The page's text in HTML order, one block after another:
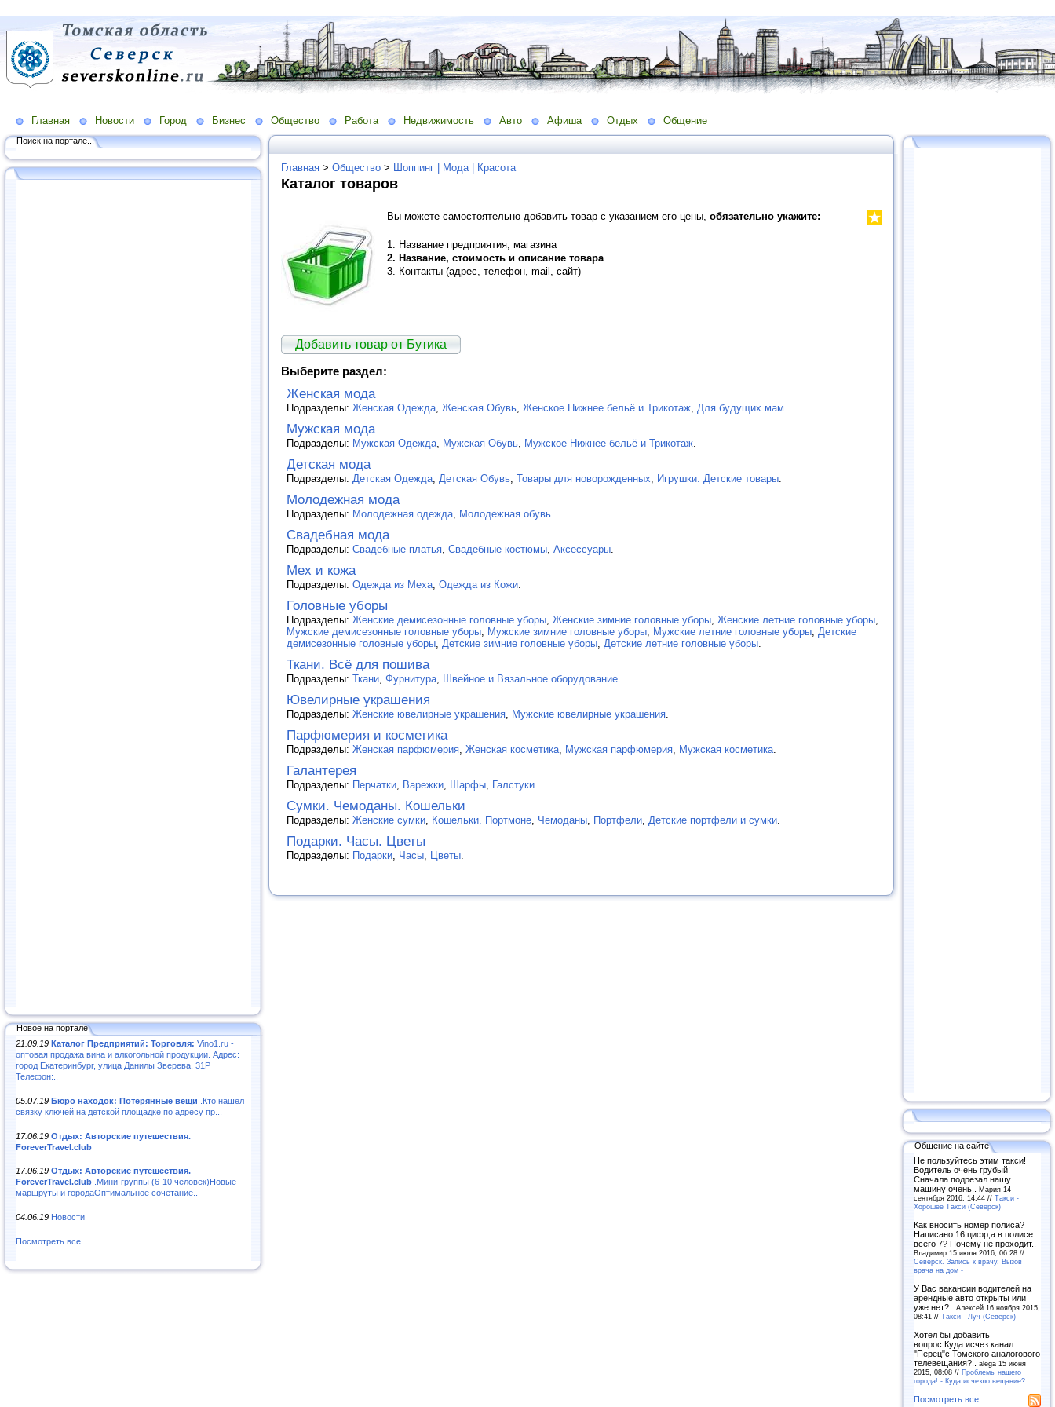
Главная Новости Город Бизнес Общество Работа Недвижимость Авто Афиша Отдых Общение
Поиск на портале...
Новое на портале
21.09.19 Каталог Предприятий: Торговля: Vino1.ru -
оптовая продажа вина и алкогольной продукции. Адрес:
город Екатеринбург, улица Данилы Зверева, 31Р
Телефон:..
05.07.19 Бюро находок: Потерянные вещи .Кто нашёл
связку ключей на детской площадке по адресу пр...
17.06.19 Отдых: Авторские путешествия.
ForeverTravel.club
17.06.19 Отдых: Авторские путешествия.
ForeverTravel.club .Мини-группы (6-10 человек)Новые
маршруты и городаОптимальное сочетание..
04.06.19 Новости
Посмотреть все
Главная > Общество > Шоппинг | Мода | Красота
Каталог товаров
Вы можете самостоятельно добавить товар с указанием его цены, обязательно укажите:
1. Название предприятия, магазина
2. Название, стоимость и описание товара
3. Контакты (адрес, телефон, mail, сайт)
Добавить товар от Бутика
Выберите раздел:
Женская мода
Подразделы: Женская Одежда, Женская Обувь, Женское Нижнее бельё и Трикотаж, Для будущих мам.
Мужская мода
Подразделы: Мужская Одежда, Мужская Обувь, Мужское Нижнее бельё и Трикотаж.
Детская мода
Подразделы: Детская Одежда, Детская Обувь, Товары для новорожденных, Игрушки. Детские товары.
Молодежная мода
Подразделы: Молодежная одежда, Молодежная обувь.
Свадебная мода
Подразделы: Свадебные платья, Свадебные костюмы, Аксессуары.
Мех и кожа
Подразделы: Одежда из Меха, Одежда из Кожи.
Головные уборы
Подразделы: Женские демисезонные головные уборы, Женские зимние головные уборы, Женские летние головные уборы,
Мужские демисезонные головные уборы, Мужские зимние головные уборы, Мужские летние головные уборы, Детские
демисезонные головные уборы, Детские зимние головные уборы, Детские летние головные уборы.
Ткани. Всё для пошива
Подразделы: Ткани, Фурнитура, Швейное и Вязальное оборудование.
Ювелирные украшения
Подразделы: Женские ювелирные украшения, Мужские ювелирные украшения.
Парфюмерия и косметика
Подразделы: Женская парфюмерия, Женская косметика, Мужская парфюмерия, Мужская косметика.
Галантерея
Подразделы: Перчатки, Варежки, Шарфы, Галстуки.
Сумки. Чемоданы. Кошельки
Подразделы: Женские сумки, Кошельки. Портмоне, Чемоданы, Портфели, Детские портфели и сумки.
Подарки. Часы. Цветы
Подразделы: Подарки, Часы, Цветы.
Общение на сайте
Не пользуйтесь этим такси!
Водитель очень грубый!
Сначала подрезал нашу
машину очень.. Мария 14
сентября 2016, 14:44 // Такси -
Хорошее Такси (Северск)
Как вносить номер полиса?
Написано 16 цифр,а в полисе
всего 7? Почему не проходит..
Владимир 15 июля 2016, 06:28 //
Северск. Запись к врачу. Вызов
врача на дом -
У Вас вакансии водителей на
арендные авто открыты или
уже нет?.. Алексей 16 ноября 2015,
08:41 // Такси - Луч (Северск)
Хотел бы добавить
вопрос:Куда исчез канал
"Перец"с Томского аналогового
телевещания?.. alega 15 июня
2015, 08:08 // Проблемы нашего
города! - Куда исчезло вещание?
Посмотреть все